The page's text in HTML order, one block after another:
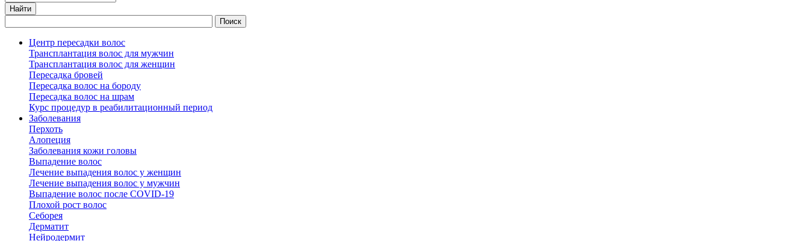
Центр пересадки волос
Трансплантация волос для мужчин
Трансплантация волос для женщин
Пересадка бровей
Пересадка волос на бороду
Пересадка волос на шрам
Курс процедур в реабилитационный период
Заболевания
Перхоть
Алопеция
Заболевания кожи головы
Выпадение волос
Лечение выпадения волос у женщин
Лечение выпадения волос у мужчин
Выпадение волос после COVID-19
Плохой рост волос
Cеборея
Дерматит
Нейродермит